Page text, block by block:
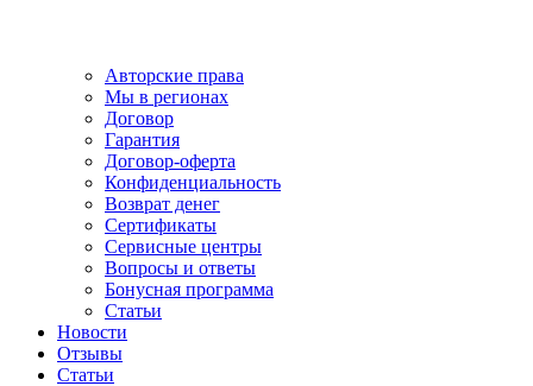
Авторские права
Мы в регионах
Договор
Гарантия
Договор-оферта
Конфиденциальность
Возврат денег
Сертификаты
Сервисные центры
Вопросы и ответы
Бонусная программа
Статьи
Новости
Отзывы
Статьи